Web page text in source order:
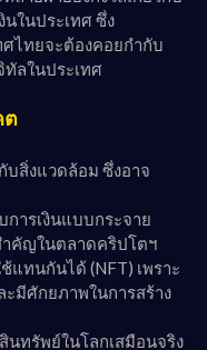
ในประเทศ ซึ่ง
ไทยจะต้องคอยกำกับ
ลในประเทศ
ต
บสิ่งแวดล้อม ซึ่งอาจ
การเงินแบบกระจาย
ำคัญในตลาดคริปโตฯ
แทนกันได้ (NFT) เพราะ
มีศักยภาพในการสร้าง
นทรัพย์ในโลกเสมือนจริง